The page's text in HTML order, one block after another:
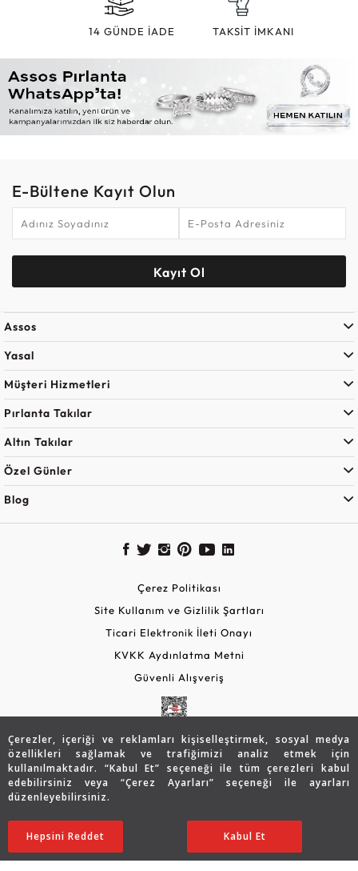
Çerezler, içeriği ve reklamları kişiselleştirmek, sosyal medya
özellikleri sağlamak ve trafiğimizi analiz etmek için
kullanılmaktadır. “Kabul Et” seçeneği ile tüm çerezleri kabul
edebilirsiniz veya “Çerez Ayarları” seçeneği ile ayarları
düzenleyebilirsiniz.
Ayarları Düzenle
Hepsini Reddet Kabul Et
41.619 TL
29.147TL SATIN ALIN
14 GÜNDE İADE TAKSİT İMKANI
E-Bültene Kayıt Olun
Kayıt Ol
Assos
Yasal
Müşteri Hizmetleri
Pırlanta Takılar
Altın Takılar
Özel Günler
Blog
Çerez Politikası
Site Kullanım ve Gizlilik Şartları
Ticari Elektronik İleti Onayı
KVKK Aydınlatma Metni
Güvenli Alışveriş
Copyright © 2026 Assos Pırlanta - Bu sitenin tüm hakları